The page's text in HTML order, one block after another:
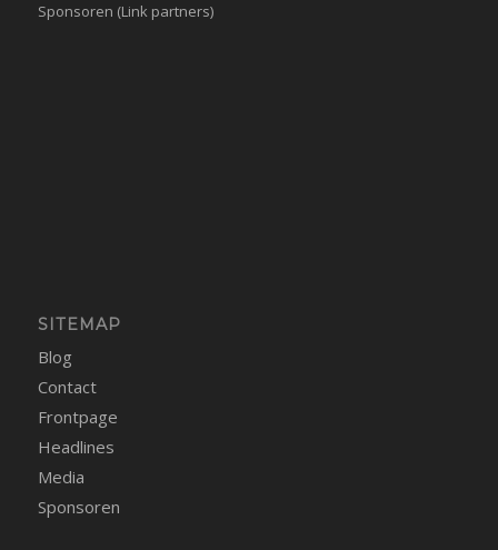
Sponsoren (Link partners)
SITEMAP
Blog
Contact
Frontpage
Headlines
Media
Sponsoren